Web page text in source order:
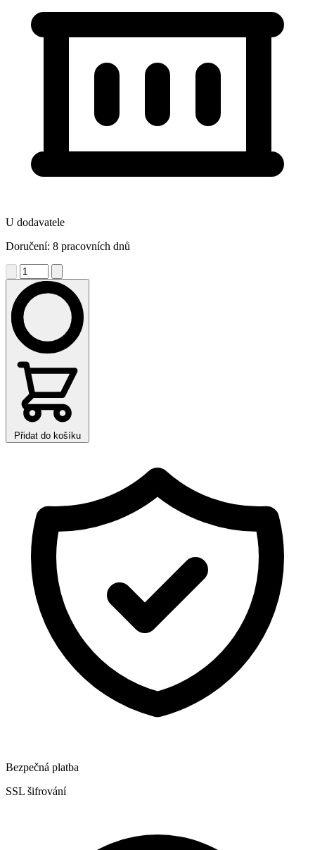
U dodavatele
Doručení: 8 pracovních dnů
Přidat do košíku
Bezpečná platba
SSL šifrování